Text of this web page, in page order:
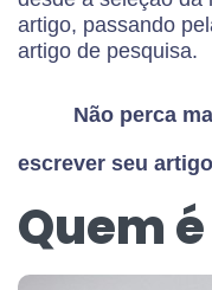
artigo, passando
artigo de pesquisa.
Não perca
escrever seu
Quem